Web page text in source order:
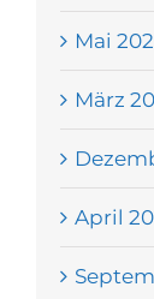
Mai
März
April